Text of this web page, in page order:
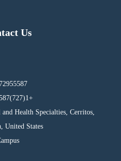
Us
Health Specialties, Cerritos,
United States